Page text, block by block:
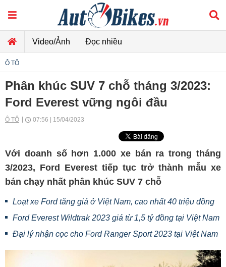
Video/Ảnh Đọc nhiều
Ô TÔ
Phân khúc SUV 7 chỗ tháng 3/2023:
Ford Everest vững ngôi đầu
Ô TÔ 07:56 | 15/04/2023
Với doanh số hơn 1.000 xe bán ra trong tháng
3/2023, Ford Everest tiếp tục trở thành mẫu xe
bán chạy nhất phân khúc SUV 7 chỗ
Loạt xe Ford tăng giá ở Việt Nam, cao nhất 40 triệu đồng
Ford Everest Wildtrak 2023 giá từ 1,5 tỷ đồng tại Việt Nam
Đại lý nhận cọc cho Ford Ranger Sport 2023 tại Việt Nam